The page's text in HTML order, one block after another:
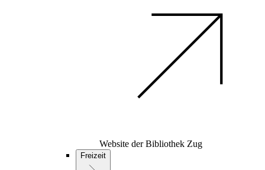
Website der Bibliothek Zug
Freizeit